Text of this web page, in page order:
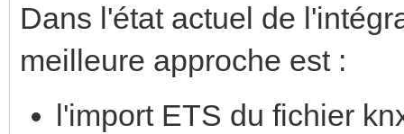
Dans l'état actuel de
meilleure approche est :
l'import ETS du fichier